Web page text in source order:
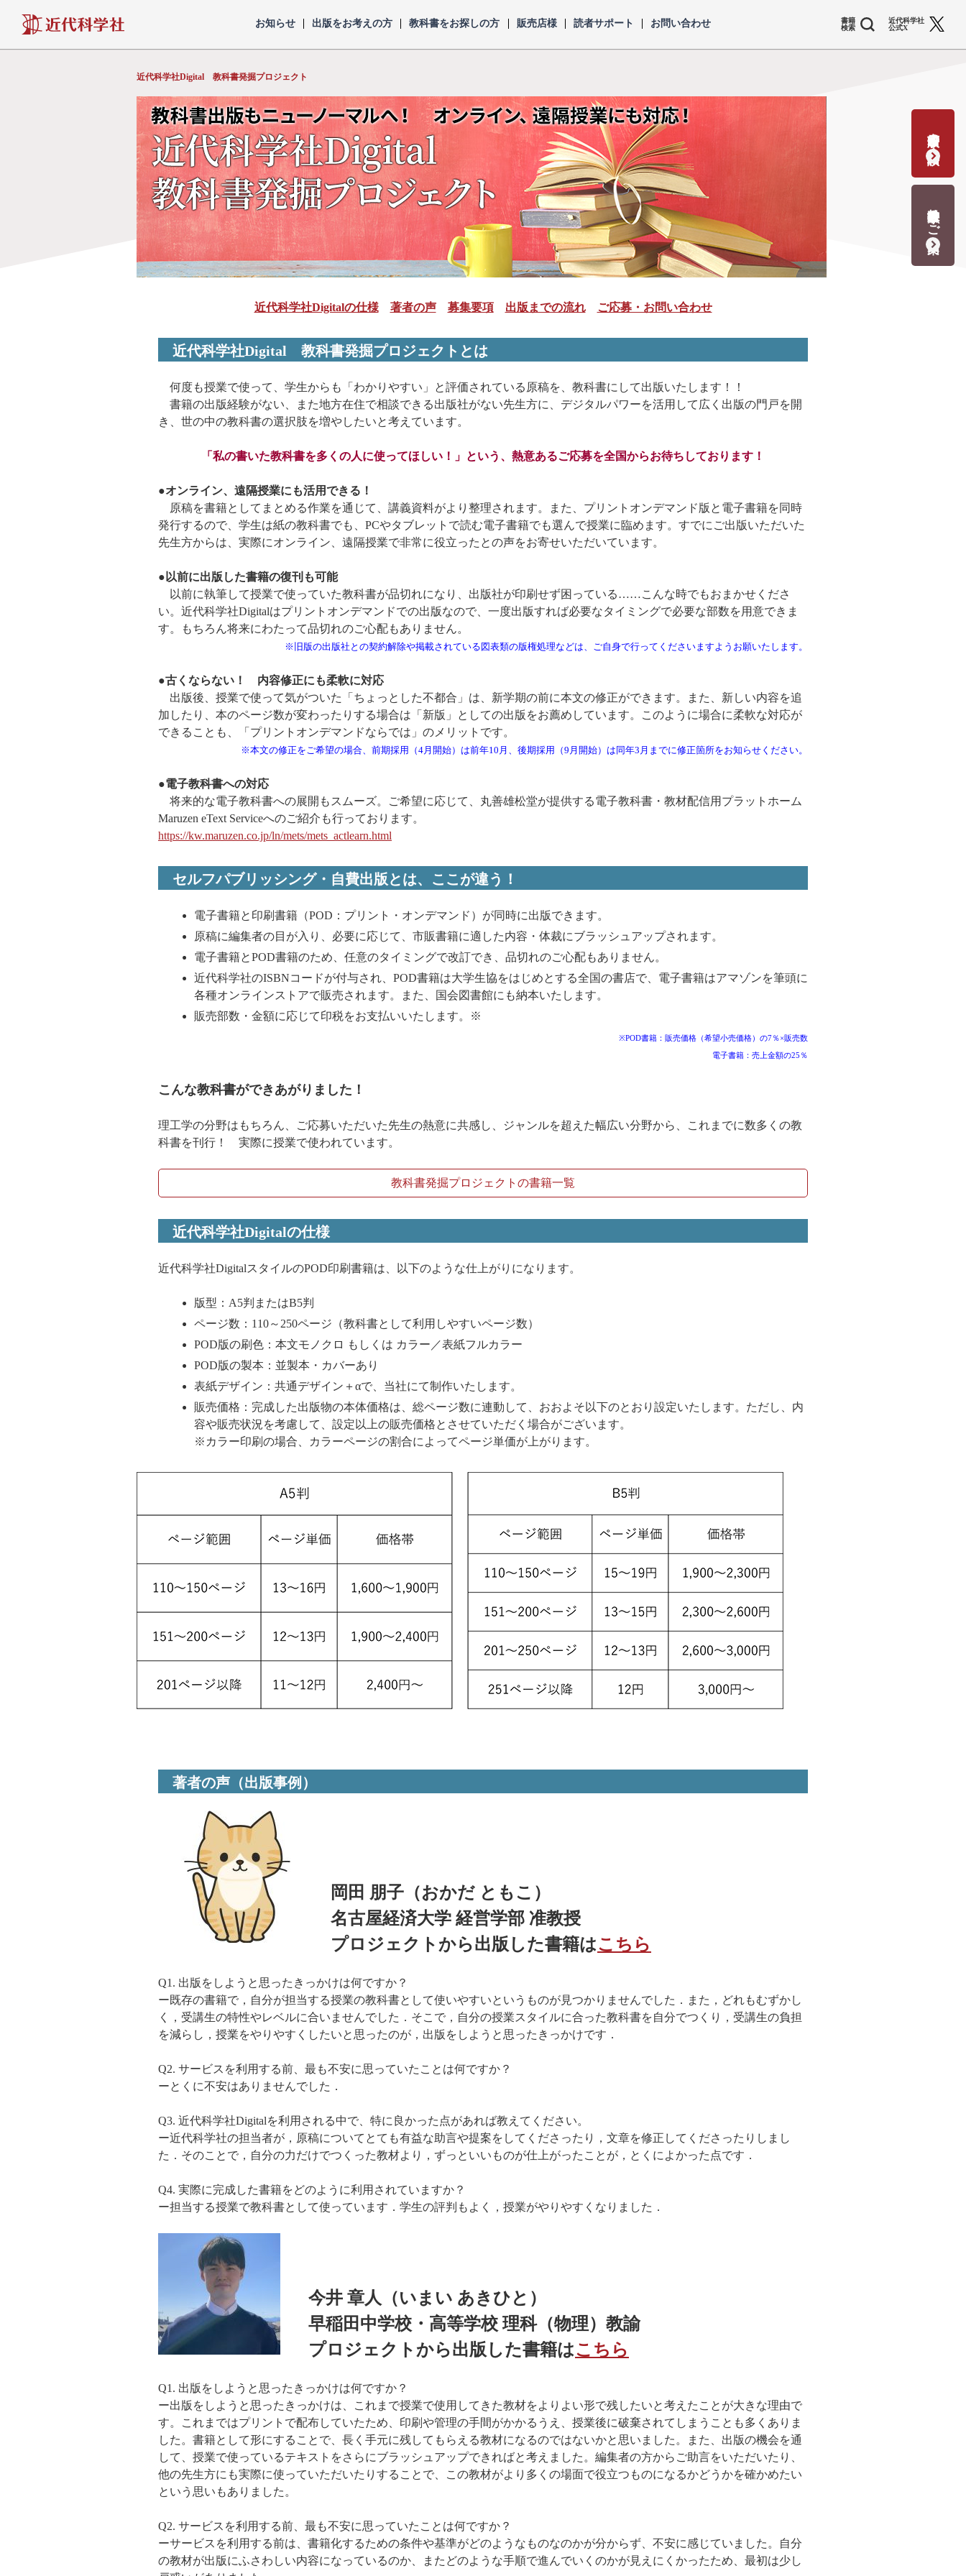
近代科学社
書籍
検索
お知らせ 出版をお考えの方 教科書をお探しの方 販売店様 読者サポート お問い合わせ
近代科学社
公式X
近代科学社Digital 教科書発掘プロジェクト
近代科学社Digitalの仕様 著者の声 募集要項 出版までの流れ ご応募・お問い合わせ
近代科学社Digital 教科書発掘プロジェクトとは
何度も授業で使って、学生からも「わかりやすい」と評価されている原稿を、教科書にして出版いたします！！
書籍の出版経験がない、また地方在住で相談できる出版社がない先生方に、デジタルパワーを活用して広く出版の門戸を開
き、世の中の教科書の選択肢を増やしたいと考えています。
「私の書いた教科書を多くの人に使ってほしい！」という、熱意あるご応募を全国からお待ちしております！
●オンライン、遠隔授業にも活用できる！
原稿を書籍としてまとめる作業を通じて、講義資料がより整理されます。また、プリントオンデマンド版と電子書籍を同時
発行するので、学生は紙の教科書でも、PCやタブレットで読む電子書籍でも選んで授業に臨めます。すでにご出版いただいた
先生方からは、実際にオンライン、遠隔授業で非常に役立ったとの声をお寄せいただいています。
●以前に出版した書籍の復刊も可能
以前に執筆して授業で使っていた教科書が品切れになり、出版社が印刷せず困っている……こんな時でもおまかせくださ
い。近代科学社Digitalはプリントオンデマンドでの出版なので、一度出版すれば必要なタイミングで必要な部数を用意できま
す。もちろん将来にわたって品切れのご心配もありません。
※旧版の出版社との契約解除や掲載されている図表類の版権処理などは、ご自身で行ってくださいますようお願いたします。
●古くならない！ 内容修正にも柔軟に対応
出版後、授業で使って気がついた「ちょっとした不都合」は、新学期の前に本文の修正ができます。また、新しい内容を追
加したり、本のページ数が変わったりする場合は「新版」としての出版をお薦めしています。このように場合に柔軟な対応が
できることも、「プリントオンデマンドならでは」のメリットです。
※本文の修正をご希望の場合、前期採用（4月開始）は前年10月、後期採用（9月開始）は 同年3月までに修正箇所をお知らせください。
●電子教科書への対応
将来的な電子教科書への展開もスムーズ。ご希望に応じて、丸善雄松堂が提供する電子教科書・教材配信用プラットホーム
Maruzen eText Serviceへのご紹介も行っております。
https://kw.maruzen.co.jp/ln/mets/mets_actlearn.html
セルフパブリッシング・自費出版とは、ここが違う！
電子書籍と印刷書籍（POD：プリント・オンデマンド）が同時に出版できます。
原稿に編集者の目が入り、必要に応じて、市販書籍に適した内容・体裁にブラッシュアップされます。
電子書籍とPOD書籍のため、任意のタイミングで改訂でき、品切れのご心配もありません。
近代科学社のISBNコードが付与され、POD書籍は大学生協をはじめとする全国の書店で、電子書籍はアマゾンを筆頭に
各種オンラインストアで販売されます。また、国会図書館にも納本いたします。
販売部数・金額に応じて印税をお支払いいたします。※
※POD書籍：販売価格（希望小売価格）の7％×販売数
電子書籍：売上金額の25％
こんな教科書ができあがりました！
理工学の分野はもちろん、ご応募いただいた先生の熱意に共感し、ジャンルを超えた幅広い分野から、これまでに数多くの教
科書を刊行！ 実際に授業で使われています。
教科書発掘プロジェクトの書籍一覧
近代科学社Digitalの仕様
近代科学社DigitalスタイルのPOD印刷書籍は、以下のような仕上がりになります。
版型：A5判またはB5判
ページ数：110～250ページ（教科書として利用しやすいページ数）
POD版の刷色：本文モノクロ もしくは カラー／表紙フルカラー
POD版の製本：並製本・カバーあり
表紙デザイン：共通デザイン＋αで、当社にて制作いたします。
販売価格：完成した出版物の本体価格は、総ページ数に連動して、おおよそ以下のとおり設定いたします。ただし、内
容や販売状況を考慮して、設定以上の販売価格とさせていただく場合がございます。
※カラー印刷の場合、カラーページの割合によってページ単価が上がります。
著者の声（出版事例）
岡田 朋子（おかだ ともこ）
名古屋経済大学 経営学部 准教授
プロジェクトから出版した書籍はこちら
Q1. 出版をしようと思ったきっかけは何ですか？
ー既存の書籍で，自分が担当する授業の教科書として使いやすいというものが見つかりませんでした．また，どれもむずかし
く，受講生の特性やレベルに合いませんでした．そこで，自分の授業スタイルに合った教科書を自分でつくり，受講生の負担
を減らし，授業をやりやすくしたいと思ったのが，出版をしようと思ったきっかけです．
Q2. サービスを利用する前、最も不安に思っていたことは何ですか？
ーとくに不安はありませんでした．
Q3. 近代科学社Digitalを利用される中で、特に良かった点があれば教えてください。
ー近代科学社の担当者が，原稿についてとても有益な助言や提案をしてくださったり，文章を修正してくださったりしまし
た．そのことで，自分の力だけでつくった教材より，ずっといいものが仕上がったことが，とくによかった点です．
Q4. 実際に完成した書籍をどのように利用されていますか？
ー担当する授業で教科書として使っています．学生の評判もよく，授業がやりやすくなりました．
今井 章人（いまい あきひと）
早稲田中学校・高等学校 理科（物理）教諭
プロジェクトから出版した書籍はこちら
Q1. 出版をしようと思ったきっかけは何ですか？
ー出版をしようと思ったきっかけは、これまで授業で使用してきた教材をよりよい形で残したいと考えたことが大きな理由で
す。これまではプリントで配布していたため、印刷や管理の手間がかかるうえ、授業後に破棄されてしまうことも多くありま
した。書籍として形にすることで、長く手元に残してもらえる教材になるのではないかと思いました。また、出版の機会を通
して、授業で使っているテキストをさらにブラッシュアップできればと考えました。編集者の方からご助言をいただいたり、
他の先生方にも実際に使っていただいたりすることで、この教材がより多くの場面で役立つものになるかどうかを確かめたい
という思いもありました。
Q2. サービスを利用する前、最も不安に思っていたことは何ですか？
ーサービスを利用する前は、書籍化するための条件や基準がどのようなものなのかが分からず、不安に感じていました。自分
の教材が出版にふさわしい内容になっているのか、またどのような手順で進んでいくのかが見えにくかったため、最初は少し
書籍出版の応募・相談
教科書献本のご案内